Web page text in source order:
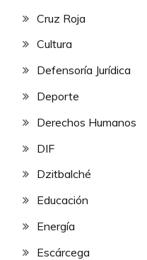
Cruz Roja
Cultura
Defensoría Jurídica
Deporte
Derechos Humanos
DIF
Dzitbalché
Educación
Energía
Escárcega